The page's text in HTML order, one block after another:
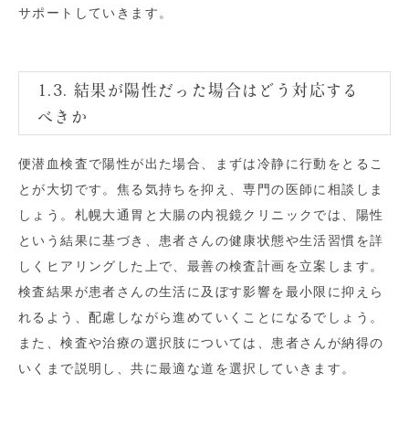
サポートしていきます。
1.3. 結果が陽性だった場合はどう対応する
べきか
便潜血検査で陽性が出た場合、まずは冷静に行動をとるこ
とが大切です。焦る気持ちを抑え、専門の医師に相談しま
しょう。札幌大通胃と大腸の内視鏡クリニックでは、陽性
という結果に基づき、患者さんの健康状態や生活習慣を詳
しくヒアリングした上で、最善の検査計画を立案します。
検査結果が患者さんの生活に及ぼす影響を最小限に抑えら
れるよう、配慮しながら進めていくことになるでしょう。
また、検査や治療の選択肢については、患者さんが納得の
いくまで説明し、共に最適な道を選択していきます。